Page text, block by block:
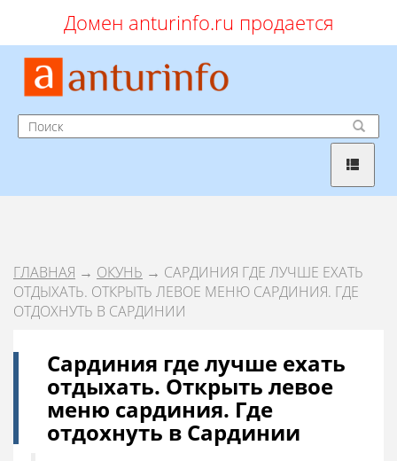
Домен anturinfo.ru продается
ГЛАВНАЯ → ОКУНЬ → САРДИНИЯ ГДЕ ЛУЧШЕ ЕХАТЬ
ОТДЫХАТЬ. ОТКРЫТЬ ЛЕВОЕ МЕНЮ САРДИНИЯ. ГДЕ
ОТДОХНУТЬ В САРДИНИИ
Сардиния где лучше ехать
отдыхать. Открыть левое
меню сардиния. Где
отдохнуть в Сардинии